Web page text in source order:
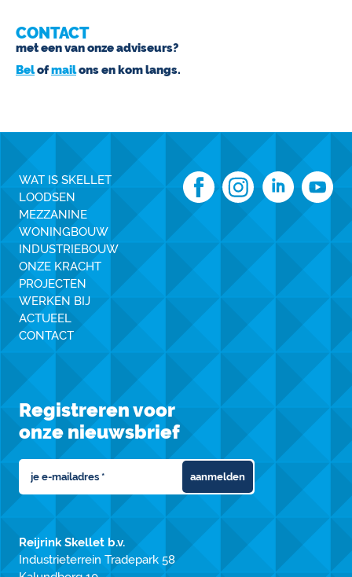
CONTACT
met een van onze adviseurs?
Belofmailons en kom langs.
WAT IS SKELLET
LOODSEN
MEZZANINE
WONINGBOUW
INDUSTRIEBOUW
ONZE KRACHT
PROJECTEN
WERKEN BIJ
ACTUEEL
CONTACT
Registreren voor
onze nieuwsbrief
aanmelden
Reijrink Skellet b.v.
Industrieterrein Tradepark 58